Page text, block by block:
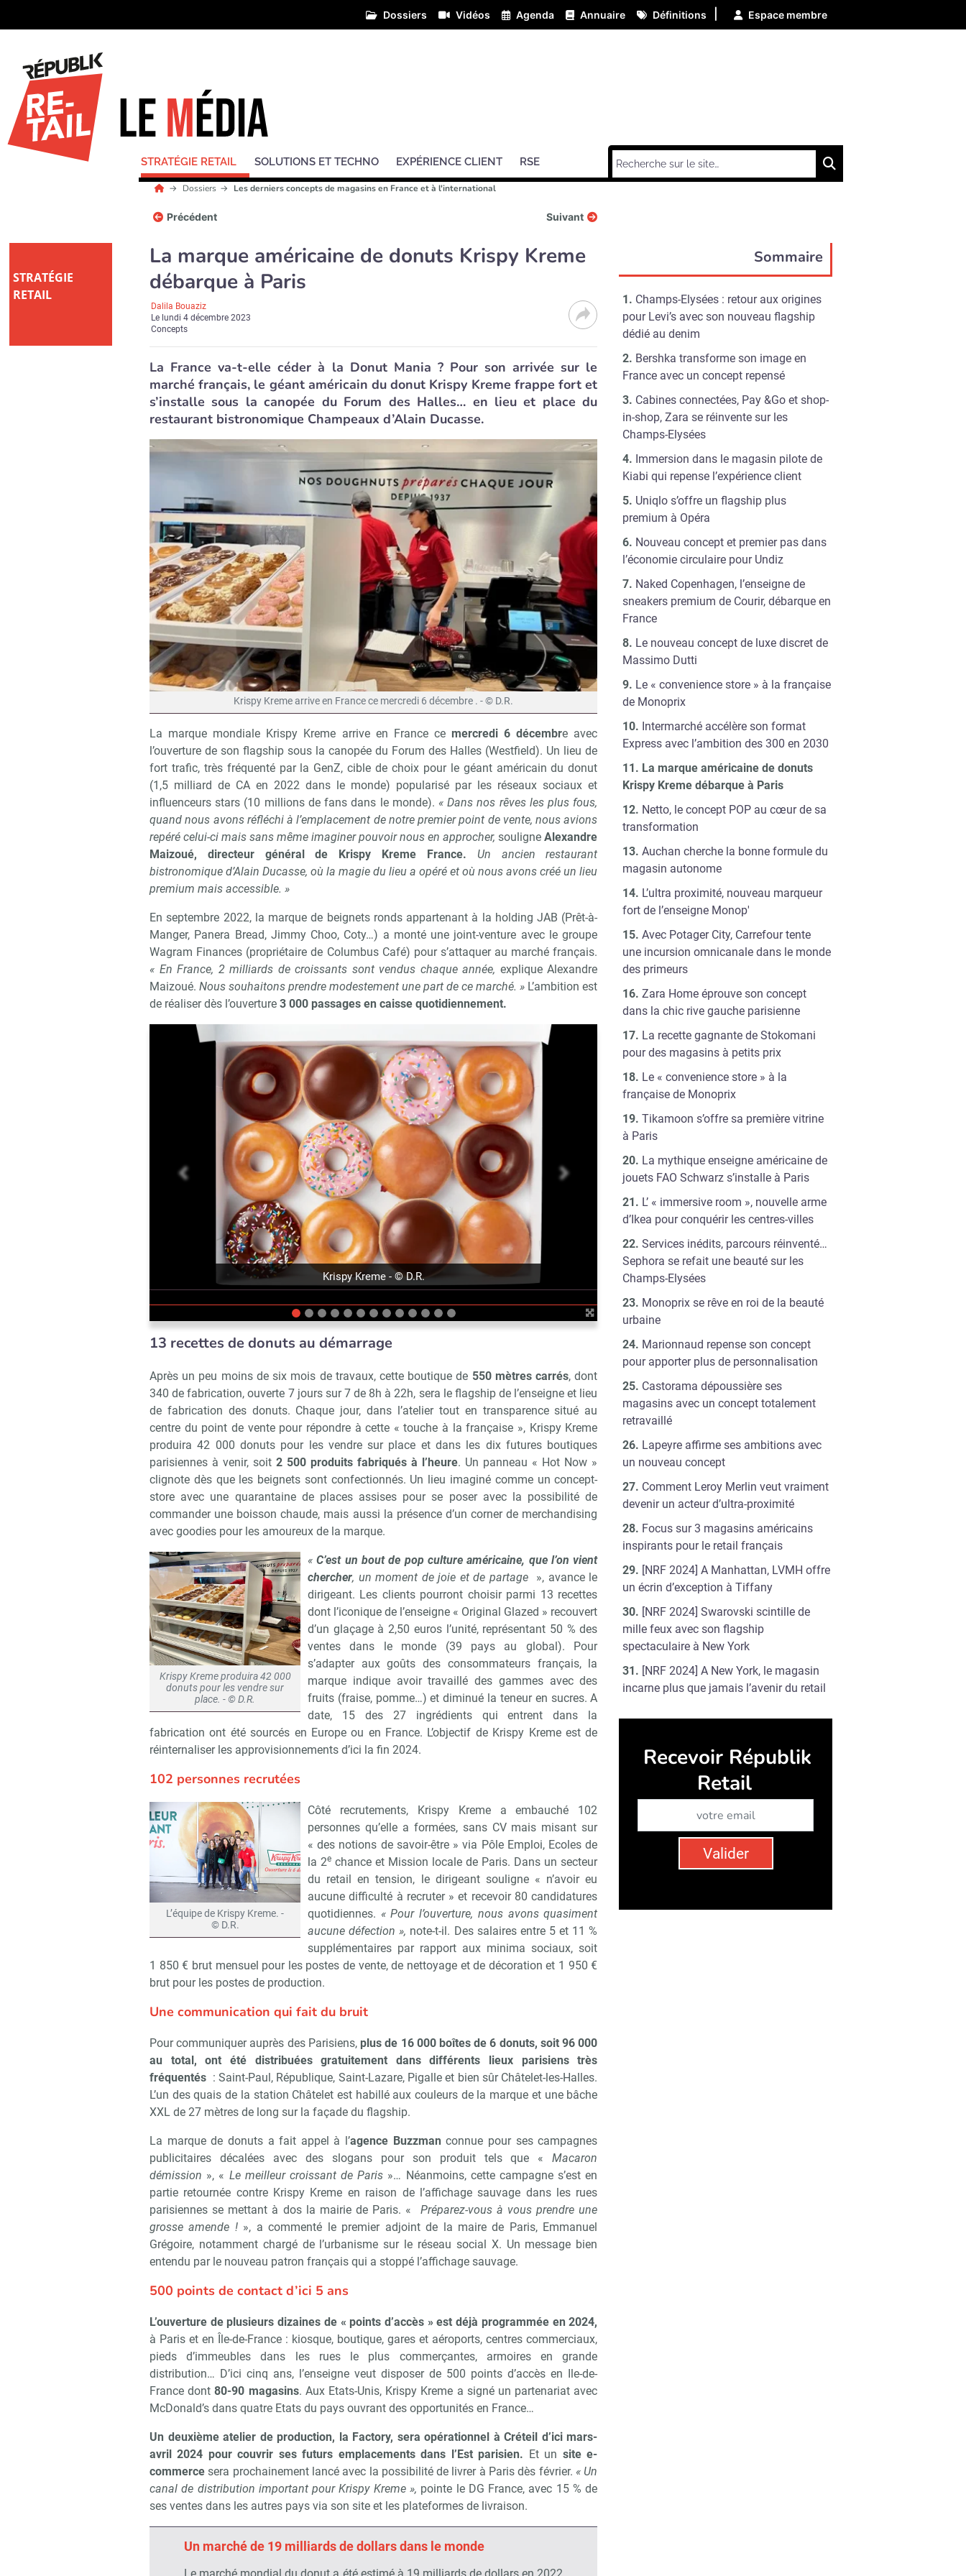
Dossiers Vidéos Agenda Annuaire Définitions Espace membre
STRATÉGIE RETAIL SOLUTIONS ET TECHNO EXPÉRIENCE CLIENT RSE
Dossiers Les derniers concepts de magasins en France et à l'international
Précédent Suivant
STRATÉGIE
RETAIL
La marque américaine de donuts Krispy Kreme
débarque à Paris
Dalila Bouaziz
Le lundi 4 décembre 2023
Concepts
La France va-t-elle céder à la Donut Mania ? Pour son arrivée sur le
marché français, le géant américain du donut Krispy Kreme frappe fort et
s’installe sous la canopée du Forum des Halles… en lieu et place du
restaurant bistronomique Champeaux d’Alain Ducasse.
Krispy Kreme arrive en France ce mercredi 6 décembre . - © D.R.
La marque mondiale Krispy Kreme arrive en France ce mercredi 6 décembre avec
l’ouverture de son flagship sous la canopée du Forum des Halles (Westfield). Un lieu de
fort trafic, très fréquenté par la GenZ, cible de choix pour le géant américain du donut
(1,5 milliard de CA en 2022 dans le monde) popularisé par les réseaux sociaux et
influenceurs stars (10 millions de fans dans le monde). « Dans nos rêves les plus fous,
quand nous avons réfléchi à l’emplacement de notre premier point de vente, nous avions
repéré celui-ci mais sans même imaginer pouvoir nous en approcher, souligneAlexandre
Maizoué, directeur général de Krispy Kreme France.
Un ancien restaurant
bistronomique d’Alain Ducasse, où la magie du lieu a opéré et où nous avons créé un lieu
premium mais accessible. »
En septembre 2022, la marque de beignets ronds appartenant à la holding JAB (Prêt-à-
Manger, Panera Bread, Jimmy Choo, Coty…) a monté une joint-venture avec le groupe
Wagram Finances (propriétaire de Columbus Café) pour s’attaquer au marché français.
« En France, 2 milliards de croissants sont vendus chaque année, explique Alexandre
Maizoué.Nous souhaitons prendre modestement une part de ce marché. » L’ambition est
de réaliser dès l’ouverture 3 000 passages en caisse quotidiennement.
Krispy Kreme - © D.R.
précédent suivant
13 recettes de donuts au démarrage
Après un peu moins de six mois de travaux, cette boutique de 550 mètres carrés, dont
340 de fabrication, ouverte 7 jours sur 7 de 8h à 22h, sera le flagship de l’enseigne et lieu
de fabrication des donuts. Chaque jour, dans l’atelier tout en transparence situé au
centre du point de vente pour répondre à cette « touche à la française », Krispy Kreme
produira 42 000 donuts pour les vendre sur place et dans les dix futures boutiques
parisiennes à venir, soit2 500 produits fabriqués à l’heure. Un panneau « Hot Now »
clignote dès que les beignets sont confectionnés. Un lieu imaginé comme un concept-
store avec une quarantaine de places assises pour se poser avec la possibilité de
commander une boisson chaude, mais aussi la présence d’un corner de merchandising
avec goodies pour les amoureux de la marque.
Krispy Kreme produira 42 000
donuts pour les vendre sur
place. - © D.R.
«C’est un bout de pop culture américaine, que l’on vient
chercher, un moment de joie et de partage
», avance le
dirigeant. Les clients pourront choisir parmi 13 recettes
dont l’iconique de l’enseigne « Original Glazed » recouvert
d’un glaçage à 2,50 euros l’unité, représentant 50 % des
ventes dans le monde (39 pays au global). Pour
s’adapter aux goûts des consommateurs français, la
marque indique avoir travaillé des gammes avec des
fruits (fraise, pomme…) et diminué la teneur en sucres. A
date, 15 des 27 ingrédients qui entrent dans la
fabrication ont été sourcés en Europe ou en France. L’objectif de Krispy Kreme est de
réinternaliser les approvisionnements d’ici la fin 2024.
102 personnes recrutées
L’équipe de Krispy Kreme. -
© D.R.
Côté recrutements, Krispy Kreme a embauché 102
personnes qu’elle a formées, sans CV mais misant sur
« des notions de savoir-être » via Pôle Emploi, Ecoles de
la 2e chance et Mission locale de Paris. Dans un secteur
du retail en tension, le dirigeant souligne « n’avoir eu
aucune difficulté à recruter » et recevoir 80 candidatures
quotidiennes. « Pour l’ouverture, nous avons quasiment
aucune défection », note-t-il. Des salaires entre 5 et 11 %
supplémentaires par rapport aux minima sociaux, soit
1 850 € brut mensuel pour les postes de vente, de nettoyage et de décoration et 1 950 €
brut pour les postes de production.
Une communication qui fait du bruit
Pour communiquer auprès des Parisiens,plus de 16 000 boîtes de 6 donuts, soit 96 000
au total, ont été distribuées gratuitement dans différents lieux parisiens très
fréquentés : Saint-Paul, République, Saint-Lazare, Pigalle et bien sûr Châtelet-les-Halles.
L’un des quais de la station Châtelet est habillé aux couleurs de la marque et une bâche
XXL de 27 mètres de long sur la façade du flagship.
La marque de donuts a fait appel à l’agence Buzzman connue pour ses campagnes
publicitaires décalées avec des slogans pour son produit tels que «Macaron
démission », « Le meilleur croissant de Paris »… Néanmoins, cette campagne s’est en
partie retournée contre Krispy Kreme en raison de l’affichage sauvage dans les rues
parisiennes se mettant à dos la mairie de Paris. «
Préparez-vous à vous prendre une
grosse amende !», a commenté le premier adjoint de la maire de Paris, Emmanuel
Grégoire, notamment chargé de l’urbanisme sur le réseau social X. Un message bien
entendu par le nouveau patron français qui a stoppé l’affichage sauvage.
500 points de contact d’ici 5 ans
L’ouverture de plusieurs dizaines de « points d’accès » est déjà programmée en 2024,
à Paris et en Île-de-France : kiosque, boutique, gares et aéroports, centres commerciaux,
pieds d’immeubles dans les rues le plus commerçantes, armoires en grande
distribution… D’ici cinq ans, l’enseigne veut disposer de 500 points d’accès en Ile-de-
France dont80-90 magasins. Aux Etats-Unis, Krispy Kreme a signé un partenariat avec
McDonald’s dans quatre Etats du pays ouvrant des opportunités en France…
Un deuxième atelier de production, la Factory, sera opérationnel à Créteil d’ici mars-
avril 2024 pour couvrir ses futurs emplacements dans l’Est parisien. Et un site e-
commerce sera prochainement lancé avec la possibilité de livrer à Paris dès février. « Un
canal de distribution important pour Krispy Kreme », pointe le DG France, avec 15 % de
ses ventes dans les autres pays via son site et les plateformes de livraison.
Un marché de 19 milliards de dollars dans le monde
Sommaire
Champs-Elysées : retour aux origines
pour Levi’s avec son nouveau flagship
dédié au denim
Bershka transforme son image en
France avec un concept repensé
Cabines connectées, Pay &Go et shop-
in-shop, Zara se réinvente sur les
Champs-Elysées
Immersion dans le magasin pilote de
Kiabi qui repense l’expérience client
Uniqlo s’offre un flagship plus
premium à Opéra
Nouveau concept et premier pas dans
l’économie circulaire pour Undiz
Naked Copenhagen, l’enseigne de
sneakers premium de Courir, débarque en
France
Le nouveau concept de luxe discret de
Massimo Dutti
Le « convenience store » à la française
de Monoprix
Intermarché accélère son format
Express avec l’ambition des 300 en 2030
La marque américaine de donuts
Krispy Kreme débarque à Paris
Netto, le concept POP au cœur de sa
transformation
Auchan cherche la bonne formule du
magasin autonome
L’ultra proximité, nouveau marqueur
fort de l’enseigne Monop'
Avec Potager City, Carrefour tente
une incursion omnicanale dans le monde
des primeurs
Zara Home éprouve son concept
dans la chic rive gauche parisienne
La recette gagnante de Stokomani
pour des magasins à petits prix
Le « convenience store » à la
française de Monoprix
Tikamoon s’offre sa première vitrine
à Paris
La mythique enseigne américaine de
jouets FAO Schwarz s’installe à Paris
L’ « immersive room », nouvelle arme
d’Ikea pour conquérir les centres-villes
Services inédits, parcours réinventé…
Sephora se refait une beauté sur les
Champs-Elysées
Monoprix se rêve en roi de la beauté
urbaine
Marionnaud repense son concept
pour apporter plus de personnalisation
Castorama dépoussière ses
magasins avec un concept totalement
retravaillé
Lapeyre affirme ses ambitions avec
un nouveau concept
Comment Leroy Merlin veut vraiment
devenir un acteur d’ultra-proximité
Focus sur 3 magasins américains
inspirants pour le retail français
[NRF 2024] A Manhattan, LVMH offre
un écrin d’exception à Tiffany
[NRF 2024] Swarovski scintille de
mille feux avec son flagship
spectaculaire à New York
[NRF 2024] A New York, le magasin
incarne plus que jamais l’avenir du retail
Recevoir Républik Retail Abonnez-vous à notre newsletter
Valider
Non merci, je reçois déjà ! Je déciderai plus tard